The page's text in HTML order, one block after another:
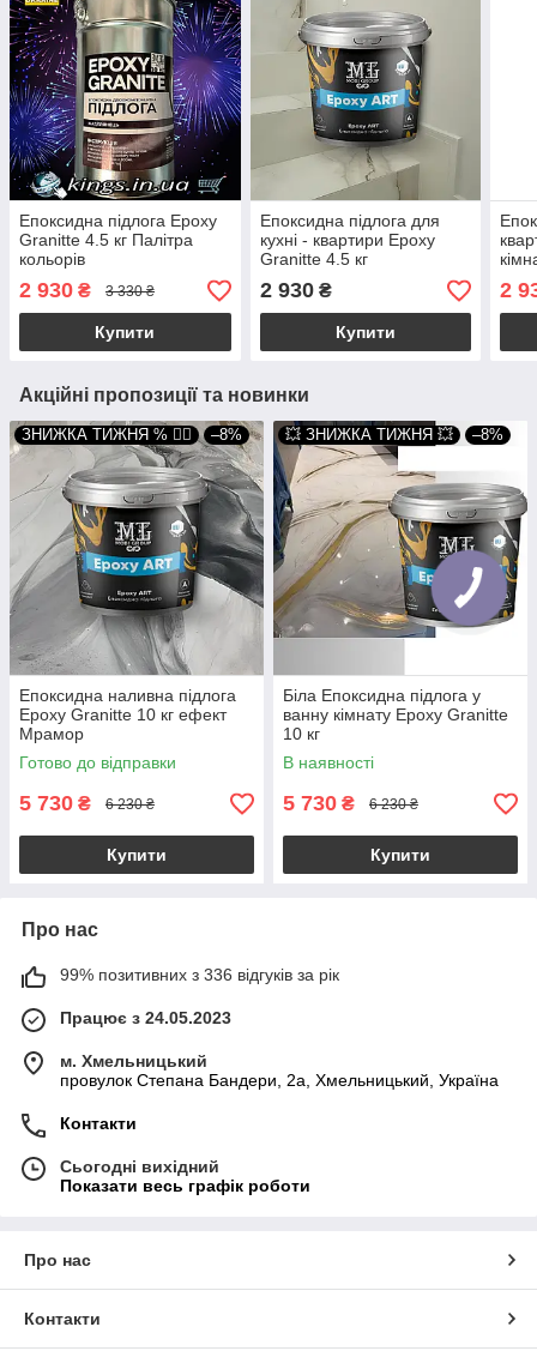
Епоксидна підлога Epoxy
Granitte 4.5 кг Палітра
кольорів
2 930 ₴ 3 330 ₴
Купити
Епоксидна підлога для
кухні - квартири Epoxy
Granitte 4.5 кг
2 930₴
Купити
кг
2
Акційні пропозиції та новинки
ЗНИЖКА ТИЖНЯ % ❤️‍🔥 –8%
Епоксидна наливна підлога
Epoxy Granitte 10 кг ефект
Мрамор
Готово до відправки
5 730 ₴ 6 230 ₴
Купити
💥 ЗНИЖКА ТИЖНЯ 💥 –8%
Біла Епоксидна підлога у
ванну кімнату Epoxy Granitte
10 кг
В наявності
5 730 ₴ 6 230 ₴
Купити
Про нас
99% позитивних з 336 відгуків за рік
Працює з 24.05.2023
м. Хмельницький
провулок Степана Бандери, 2a, Хмельницький, Україна
Контакти
Сьогодні вихідний
Показати весь графік роботи
Про нас
Контакти